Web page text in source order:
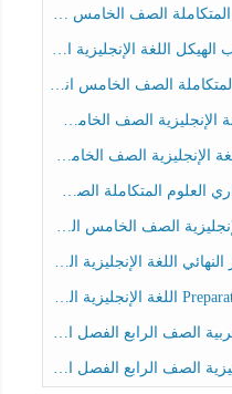
الخامس انسبير الفصل الثالث
الصف الخامس انسبير الفصل الثالث
الصف الخامس الفصل الثالث
الصف الخامس عام الفصل الثالث
الصف الرابع الفصل الثالث
الصف الرابع الفصل الثالث
الصف الرابع الفصل الثالث